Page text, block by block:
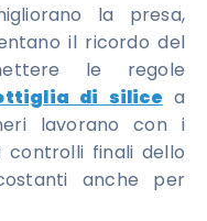
la presa,
il ricordo del
le regole
di silice a
lavorano con i
controlli finali dello
anche per